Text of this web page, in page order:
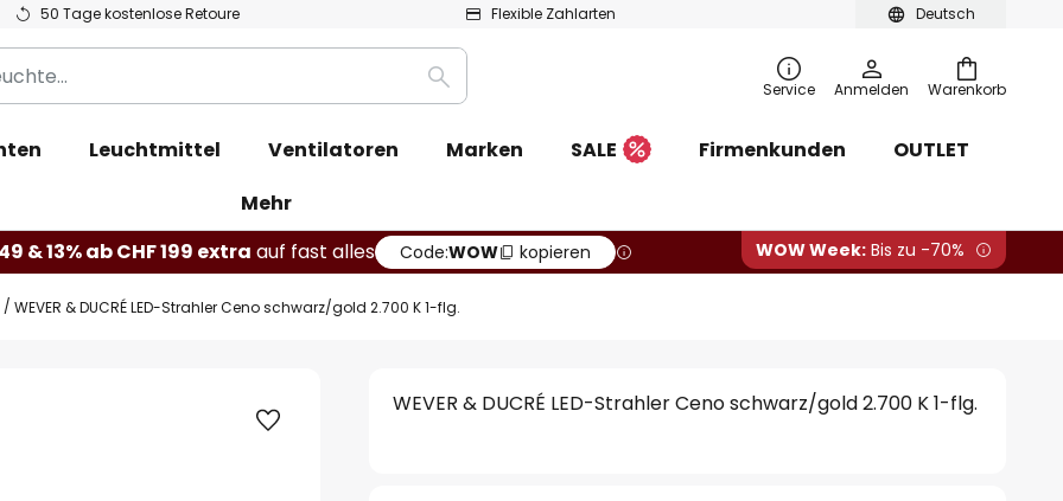
Deutsch
50 Tage kostenlose Retoure Flexible Zahlarten
Warenkorb
Suche Service Anmelden
Leuchtmittel Ventilatoren Marken SALE Firmenkunden
OUTLET
Mehr
& 13% ab CHF 199 extra auf fast alles Code:WOW kopieren WOW Week: Bis zu -70%
WEVER & DUCRÉ LED-Strahler Ceno schwarz/gold 2.700 K 1-flg.
WEVER & DUCRÉ LED-Strahler Ceno schwarz/gold 2.700 K 1-flg.